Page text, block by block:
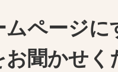
ムページ
お聞かせく